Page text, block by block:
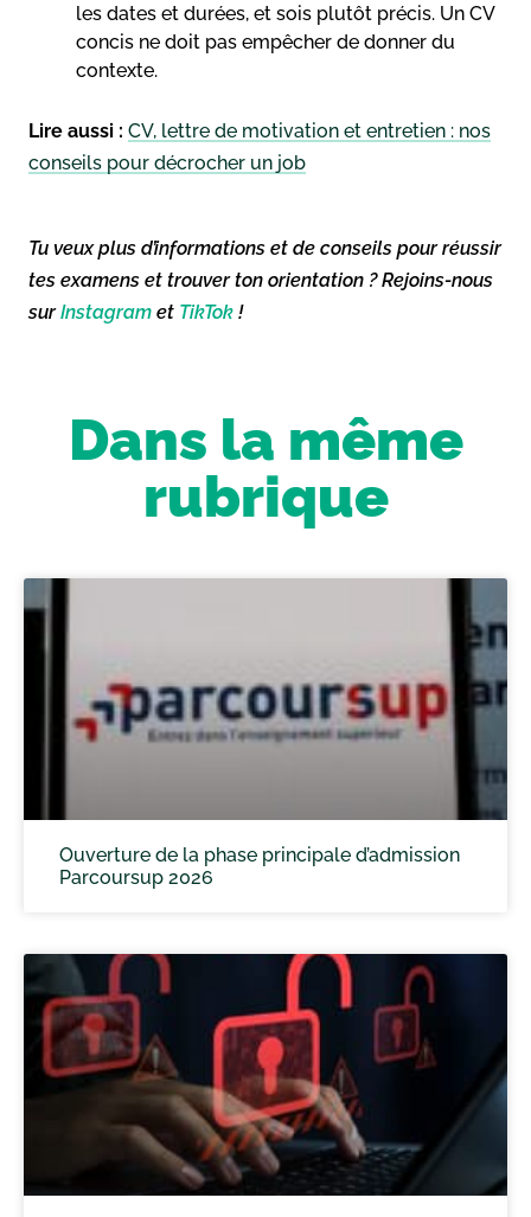
les dates et durées, et sois plutôt précis. Un CV
concis ne doit pas empêcher de donner du
contexte.
Lire aussi : CV, lettre de motivation et entretien : nos
conseils pour décrocher un job
Tu veux plus d’informations et de conseils pour réussir
tes examens et trouver ton orientation ? Rejoins-nous
surInstagram et TikTok !
Dans la même
rubrique
Ouverture de la phase principale d’admission
Parcoursup 2026